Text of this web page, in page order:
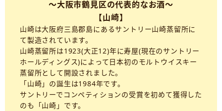
～大阪市鶴見区の代表的なお酒～
【山崎】
山崎は大阪府三島郡島にあるサントリー山崎蒸留所に
て製造されています。
山崎蒸留所は1923(大正12)年に寿屋(現在のサントリー
ホールディングス)によって日本初のモルトウイスキー
蒸留所として開設されました。
「山崎」の誕生は1984年です。
サントリーでコンペティションの受賞を初めて獲得した
のも「山崎」です。